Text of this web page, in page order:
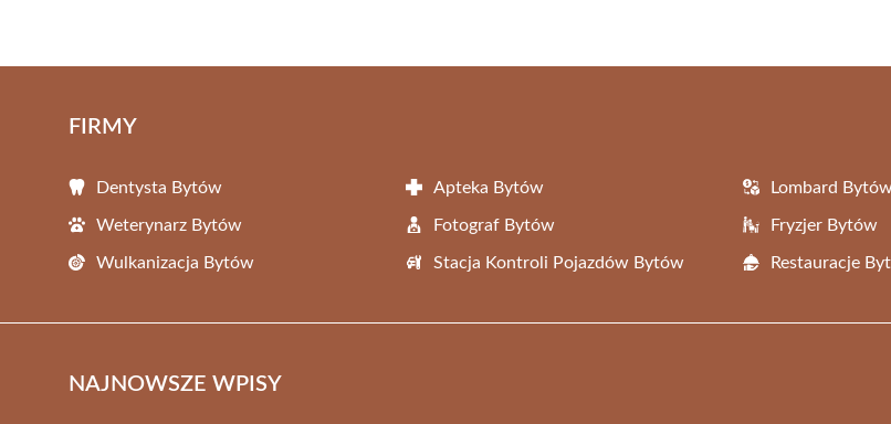
FIRMY
Dentysta Bytów Apteka Bytów Lombard
Weterynarz Bytów Fotograf Bytów Fryzjer Bytów
Wulkanizacja Bytów Stacja Kontroli Pojazdów Bytów Restauracje
NAJNOWSZE WPISY